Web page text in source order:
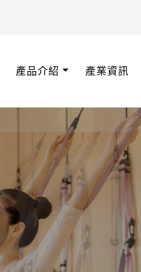
產品介紹 產業資訊